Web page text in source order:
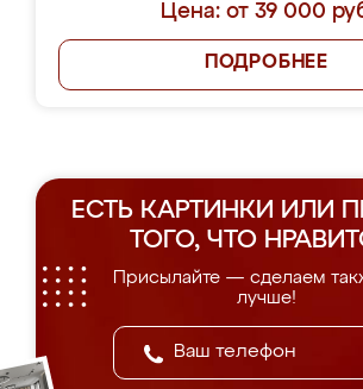
Цена: от 39 000
ПОДРОБНЕЕ
ЕСТЬ КАРТИНКИ ИЛИ
ТОГО, ЧТО
Присылайте — сделаем
лучше!